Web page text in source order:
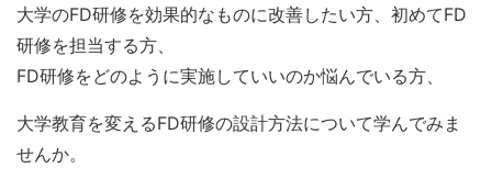
大学のFD研修を効果的なものに改善したい方、初めてFD
研修を担当する方、
FD研修をどのように実施していいのか悩んでいる方、
大学教育を変えるFD研修の設計方法について学んでみま
せんか。